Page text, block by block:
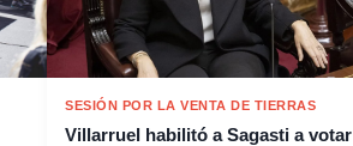
SESIÓN POR LA VENTA DE TIERRAS
Villarruel habilitó a Sagasti a votar